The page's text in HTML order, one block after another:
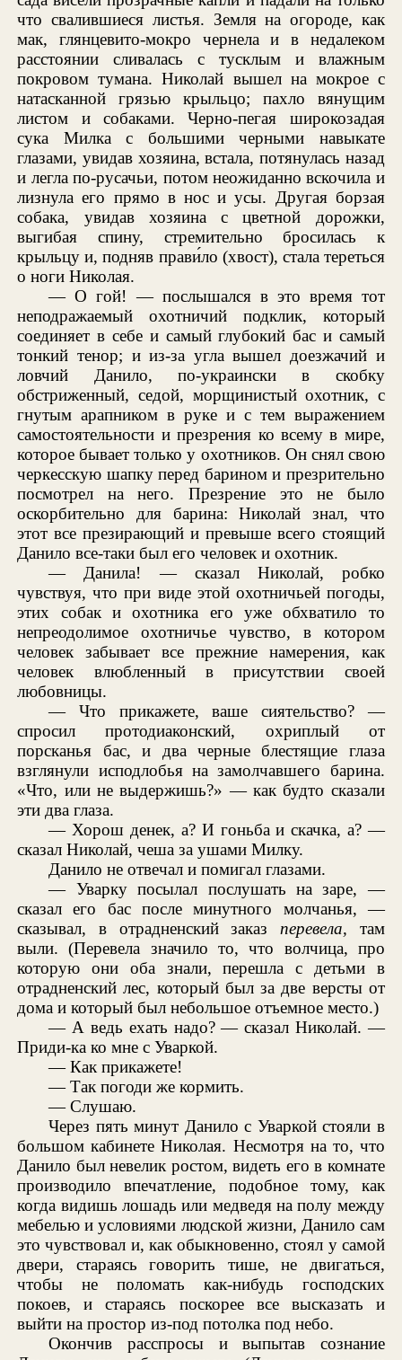
что свалившиеся листья. Земля на огороде, как
мак, глянцевито-мокро чернела и в недалеком
расстоянии сливалась с тусклым и влажным
покровом тумана. Николай вышел на мокрое с
натасканной грязью крыльцо; пахло вянущим
листом и собаками. Черно-пегая широкозадая
сука Милка с большими черными навыкате
глазами, увидав хозяина, встала, потянулась назад
и легла по-русачьи, потом неожиданно вскочила и
лизнула его прямо в нос и усы. Другая борзая
собака, увидав хозяина с цветной дорожки,
выгибая спину, стремительно бросилась к
крыльцу и, подняв прави́ло (хвост), стала тереться
о ноги Николая.
— О гой! — послышался в это время тот
неподражаемый охотничий подклик, который
соединяет в себе и самый глубокий бас и самый
тонкий тенор; и из-за угла вышел доезжачий и
ловчий Данило, по-украински в скобку
обстриженный, седой, морщинистый охотник, с
гнутым арапником в руке и с тем выражением
самостоятельности и презрения ко всему в мире,
которое бывает только у охотников. Он снял свою
черкесскую шапку перед барином и презрительно
посмотрел на него. Презрение это не было
оскорбительно для барина: Николай знал, что
этот все презирающий и превыше всего стоящий
Данило все-таки был его человек и охотник.
— Данила! — сказал Николай, робко
чувствуя, что при виде этой охотничьей погоды,
этих собак и охотника его уже обхватило то
непреодолимое охотничье чувство, в котором
человек забывает все прежние намерения, как
человек влюбленный в присутствии своей
любовницы.
— Что прикажете, ваше сиятельство? —
спросил протодиаконский, охриплый от
порсканья бас, и два черные блестящие глаза
взглянули исподлобья на замолчавшего барина.
«Что, или не выдержишь?» — как будто сказали
эти два глаза.
— Хорош денек, а? И гоньба и скачка, а? —
сказал Николай, чеша за ушами Милку.
Данило не отвечал и помигал глазами.
— Уварку посылал послушать на заре, —
сказал его бас после минутного молчанья, —
сказывал, в отрадненский заказ перевела, там
выли. (Перевела значило то, что волчица, про
которую они оба знали, перешла с детьми в
отрадненский лес, который был за две версты от
дома и который был небольшое отъемное место.)
— А ведь ехать надо? — сказал Николай. —
Приди-ка ко мне с Уваркой.
— Как прикажете!
— Так погоди же кормить.
— Слушаю.
Через пять минут Данило с Уваркой стояли в
большом кабинете Николая. Несмотря на то, что
Данило был невелик ростом, видеть его в комнате
производило впечатление, подобное тому, как
когда видишь лошадь или медведя на полу между
мебелью и условиями людской жизни, Данило сам
это чувствовал и, как обыкновенно, стоял у самой
двери, стараясь говорить тише, не двигаться,
чтобы не поломать как-нибудь господских
покоев, и стараясь поскорее все высказать и
выйти на простор из-под потолка под небо.
Окончив расспросы и выпытав сознание